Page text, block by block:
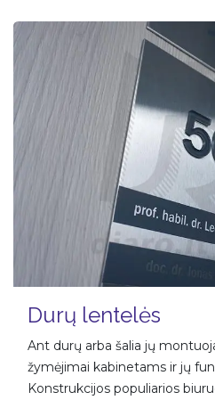
Durų lentelės
Ant durų arba šalia jų
žymėjimai kabinetams ir jų
Konstrukcijos populiarios